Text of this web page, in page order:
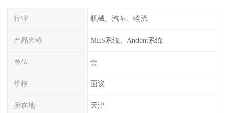
行业 机械、汽车、物流
产品名称 MES系统、Andont系统
单位 套
价格 面议
所在地 天津